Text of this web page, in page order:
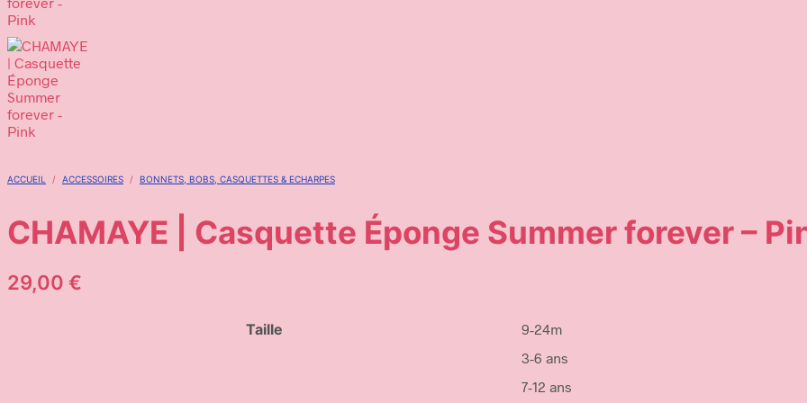
ACCUEIL / ACCESSOIRES / BONNETS, BOBS, CASQUETTES & ECHARPES
CHAMAYE | Casquette Éponge Summer forever –
29,00 €
Taille
9-24m
3-6 ans
7-12 ans